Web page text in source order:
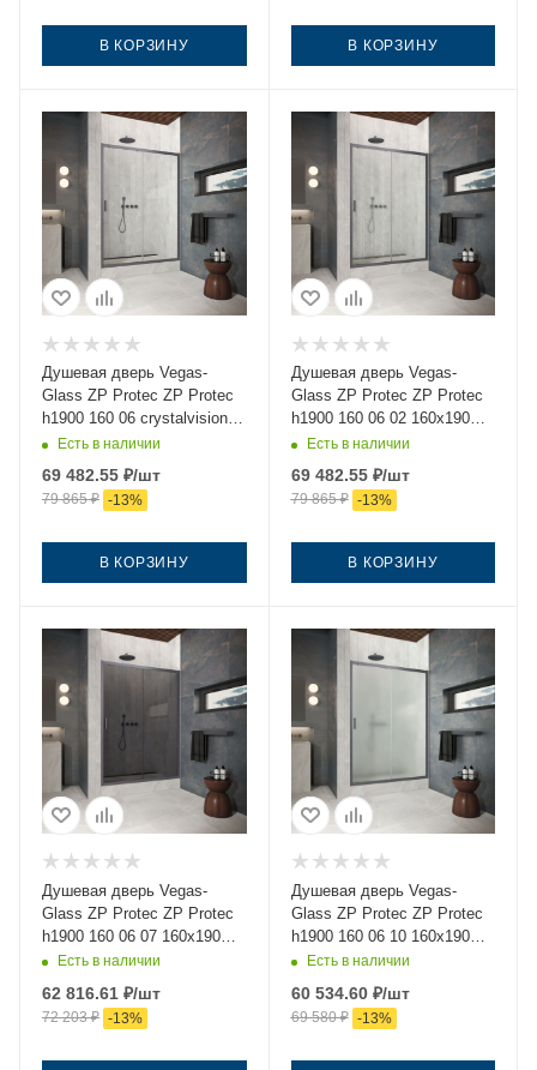
В КОРЗИНУ В КОРЗИНУ
Душевая дверь Vegas-
Glass ZP Protec ZP Protec
h1900 160 06 crystalvision
160х190 стекло прозрачное
профиль вороненая сталь
Есть в наличии
69 482.55 ₽/шт
79 865₽ -13%
В КОРЗИНУ
Душевая дверь Vegas-
Glass ZP Protec ZP Protec
h1900 160 06 02 160х190
стекло рифленое профиль
вороненая сталь
Есть в наличии
69 482.55₽/шт
79 865₽ -13%
В КОРЗИНУ
Душевая дверь Vegas-
Glass ZP Protec ZP Protec
h1900 160 06 07 160х190
стекло тонированное
Есть в наличии
62 816.61 ₽/шт
72 203₽ -13%
Душевая дверь Vegas-
Glass ZP Protec ZP Protec
h1900 160 06 10 160х190
стекло матовое профиль
Есть в наличии
60 534.60₽/шт
69 580₽ -13%